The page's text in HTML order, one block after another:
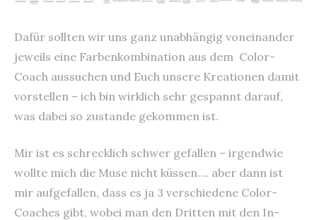
Dafür sollten wir uns ganz unabhängig voneinander
jeweils eine Farbenkombination aus dem Color-
Coach aussuchen und Euch unsere Kreationen damit
vorstellen – ich bin wirklich sehr gespannt darauf,
was dabei so zustande gekommen ist.
Mir ist es schrecklich schwer gefallen – irgendwie
wollte mich die Muse nicht küssen…. aber dann ist
mir aufgefallen, dass es ja 3 verschiedene Color-
Coaches gibt, wobei man den Dritten mit den In-